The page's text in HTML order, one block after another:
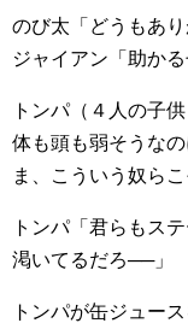
のび太「どうもあり
ジャイアン「助かる
トンパ（４人の子
体も頭も弱そうな
ま、こういう奴ら
トンパ「君らもス
渇いてるだろ──」
トンパが缶ジュー